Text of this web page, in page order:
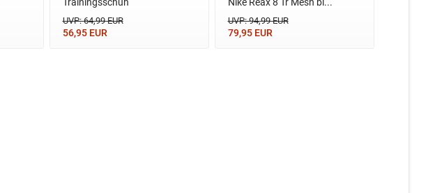
UVP: 64,99 EUR
56,95 EUR
UVP: 94,99 EUR
79,95 EUR